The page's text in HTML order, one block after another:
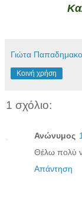
Γιώτα
Κοινή χρήση
1 σχόλιο:
Ανώνυμος
Θέλω πολύ
Απάντηση